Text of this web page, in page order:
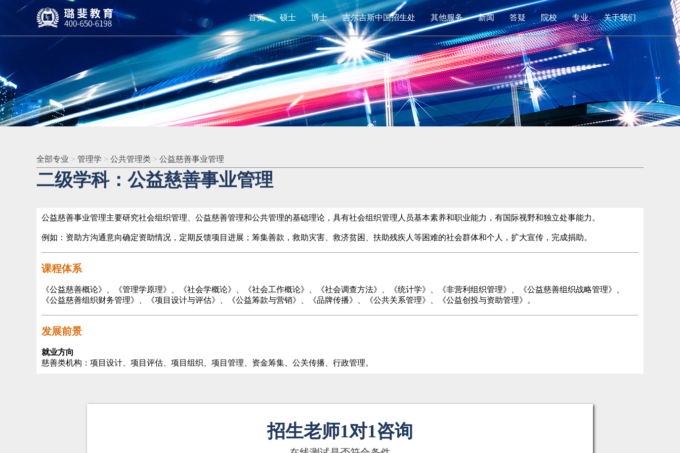
首页 硕士 博士 吉尔吉斯中国招生处 其他服务 新闻 答疑 院校 专业 关于我们
全部专业 > 管理学 > 公共管理类 > 公益慈善事业管理
二级学科：公益慈善事业管理
公益慈善事业管理主要研究社会组织管理、公益慈善管理和公共管理的基础理论，具有社会组织管理人员基本素养和职业能力，有国际视野和独立处事能力。
例如：资助方沟通意向确定资助情况，定期反馈项目进展；筹集善款，救助灾害、救济贫困、扶助残疾人等困难的社会群体和个人，扩大宣传，完成捐助。
课程体系
《公益慈善概论》、《管理学原理》、《社会学概论》、《社会工作概论》、《社会调查方法》、《统计学》、《非营利组织管理》、《公益慈善组织战略管理》、
《公益慈善组织财务管理》、《项目设计与评估》、《公益筹款与营销》、《品牌传播》、《公共关系管理》、《公益创投与资助管理》。
发展前景
就业方向
慈善类机构：项目设计、项目评估、项目组织、项目管理、资金筹集、公关传播、行政管理。
招生老师1对1咨询